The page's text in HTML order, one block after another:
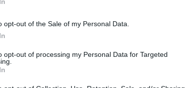
opt-out of the Sale of my Personal Data.
opt-out of processing my Personal Data for Targeted
ασημί αξεσουάρ.